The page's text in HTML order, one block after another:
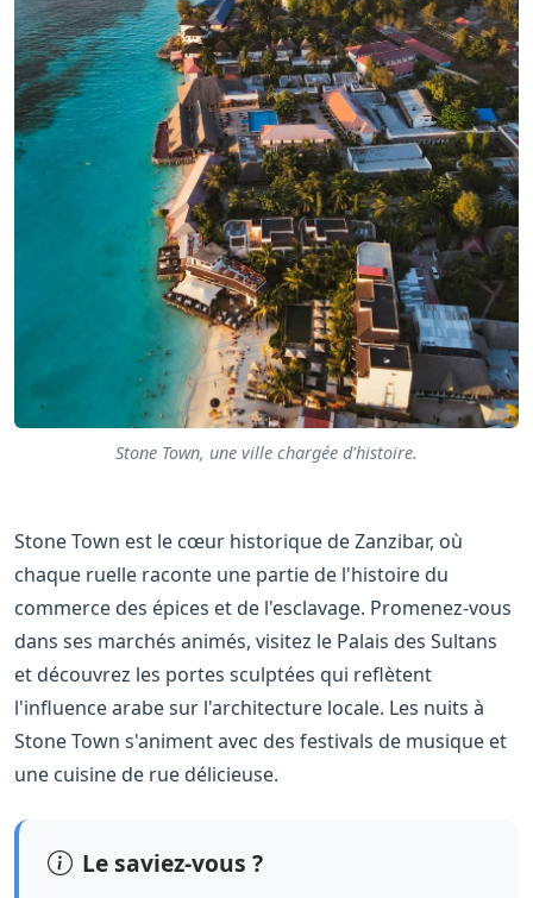
Stone Town, une ville chargée d'histoire.
Stone Town est le cœur historique de Zanzibar, où
chaque ruelle raconte une partie de l'histoire du
commerce des épices et de l'esclavage. Promenez-vous
dans ses marchés animés, visitez le Palais des Sultans
et découvrez les portes sculptées qui reflètent
l'influence arabe sur l'architecture locale. Les nuits à
Stone Town s'animent avec des festivals de musique et
une cuisine de rue délicieuse.
Le saviez-vous ?